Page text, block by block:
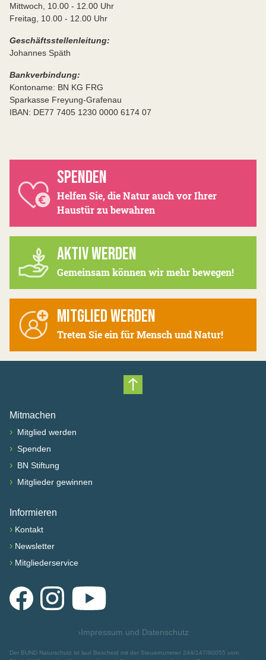
Mittwoch, 10.00 - 12.00 Uhr
Freitag, 10.00 - 12.00 Uhr
Geschäftsstellenleitung:
Johannes Späth
Bankverbindung:
Kontoname: BN KG FRG
Sparkasse Freyung-Grafenau
IBAN: DE77 7405 1230 0000 6174 07
SPENDEN
Helfen Sie, die Natur auch vor Ihrer
Haustür zu bewahren
AKTIV WERDEN
Gemeinsam können wir mehr bewegen!
MITGLIED WERDEN
Treten Sie ein für Mensch und Natur!
Nach oben scrollen
Mitmachen
› Mitglied werden
› Spenden
› BN Stiftung
› Mitglieder gewinnen
Informieren
› Kontakt
› Newsletter
› Mitgliederservice
FacebookInstagramYouTube
›Impressum und Datenschutz
Der BUND Naturschutz ist laut Bescheid mit der Steuernummer 244/147/80055 vom